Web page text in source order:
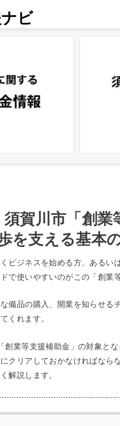
ビ
須賀川市「創
を支える基本
ビジネスを始める方、あるい
で使いやすいのがこの「創業
備品の購入、開業を知らせる
くれます。
創業等支援補助金」の対象と
クリアしておかなければなら
解説します。